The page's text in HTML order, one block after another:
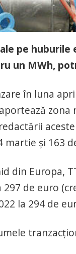
pe huburile
un MWh,
în luna
martie și 163
din Europa,
de euro
la 294 de